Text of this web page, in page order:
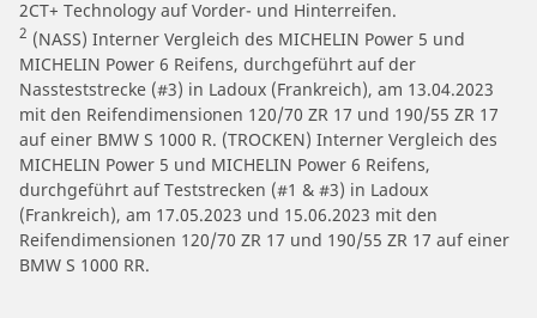
2CT+ Technology auf Vorder- und Hinterreifen.
2 (NASS) Interner Vergleich des MICHELIN Power 5 und
MICHELIN Power 6 Reifens, durchgeführt auf der
Nassteststrecke (#3) in Ladoux (Frankreich), am 13.04.2023
mit den Reifendimensionen 120/70 ZR 17 und 190/55 ZR 17
auf einer BMW S 1000 R. (TROCKEN) Interner Vergleich des
MICHELIN Power 5 und MICHELIN Power 6 Reifens,
durchgeführt auf Teststrecken (#1 & #3) in Ladoux
(Frankreich), am 17.05.2023 und 15.06.2023 mit den
Reifendimensionen 120/70 ZR 17 und 190/55 ZR 17 auf einer
BMW S 1000 RR.